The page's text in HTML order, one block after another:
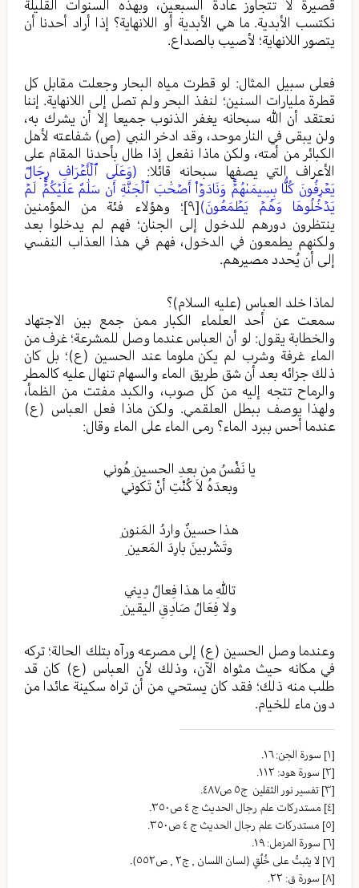
قصيرة لا تتجاوز عادة السبعين، وبهذه السنوات القليلة
نكتسب الأبدية. ما هي الأبدية أو اللانهاية؟ إذا أراد أحدنا أن
يتصور اللانهاية؛ لأصيب بالصداع.
فعلى سبيل المثال: لو قطرت مياه البحار وجعلت مقابل كل
قطرة مليارات السنين؛ لنفذ البحر ولم تصل إلى اللانهاية. إننا
نعتقد أن الله سبحانه يغفر الذنوب جميعا إلا أن يشرك به،
ولن يبقى في النار موحد، وقد ادخر النبي (ص) شفاعته لأهل
الكبائر من أمته، ولكن ماذا نفعل إذا طال بأحدنا المقام على
الأعراف التي يصفها سبحانه قائلا:
(وَعَلَى ٱلۡأَعۡرَافِ رِجَالࣱ
يَعۡرِفُونَ كُلَّۢا بِسِيمَىٰهُمۡۚ وَنَادَوۡاْ أَصۡحَٰبَ ٱلۡجَنَّةِ أَن سَلَٰمٌ عَلَيۡكُمۡۚ لَمۡ
يَدۡخُلُوهَا وَهُمۡ يَطۡمَعُونَ)[٩]
؛ وهؤلاء فئة من المؤمنين
ينتظرون دورهم للدخول إلى الجنان؛ فهم لم يدخلوا بعد
ولكنهم يطمعون في الدخول، فهم في هذا العذاب النفسي
إلى أن يُحدد مصيرهم.
لماذا خلد العباس (عليه السلام)؟
سمعت عن أحد العلماء الكبار ممن جمع بين الاجتهاد
والخطابة يقول: لو أن العباس عندما وصل للمشرعة؛ غرف من
الماء غرفة وشرب لم يكن ملوما عند الحسين (ع)؛ بل كان
ذلك جزائه بعد أن شق طريق الماء والسهام تنهال عليه كالمطر
والرماح تتجه إليه من كل صوب، والكبد مفتت من الظمأ،
ولهذا يوصف ببطل العلقمي. ولكن ماذا فعل العباس (ع)
عندما أحس ببرد الماء؟ رمى الماء على الماء وقال:
يا نَفْسُ من بعدِ الحسينِ هُوني
وبعدَهُ لاَ كُنْتِ أنْ تَكوني
هذا حسينٌ واردُ المَنونِ
وتَشْربينَ بارِدَ المَعينِ
تاللهِ ما هذا فِعالُ دِيني
ولا فِعَالُ صَادِقِ اليقينِ
وعندما وصل الحسين (ع) إلى مصرعه ورآه بتلك الحالة؛ تركه
في مكانه حيث مثواه الآن، وذلك لأن العباس (ع) كان قد
طلب منه ذلك؛ فقد كان يستحي من أن تراه سكينة عائدا من
دون ماء للخيام.
[١]
سورة الجن: ١٦.
[٢]
سورة هود: ١١٢.
[٣]
تفسير نور الثقلين ج٥ ص٤٨٧.
[٤]
مستدركات علم رجال الحديث ج ٤ ص٣٥٠.
[٥]
مستدركات علم رجال الحديث ج ٤ ص٣٥٠.
[٦]
سورة المزمل: ١٩.
[٧]
لا يثبتُ على خُلُقٍ (لسان اللسان , ج٢ , ص٥٥٢).
[٨]
سورة ق: ٢٢.